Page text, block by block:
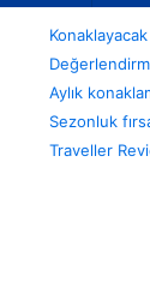
Aylık
Sezonluk
Traveller